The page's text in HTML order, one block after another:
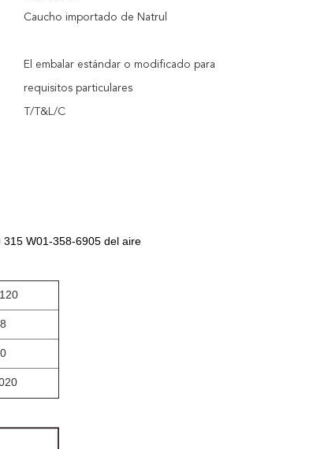
Caucho importado de Natrul
El embalar estándar o modificado para
requisitos particulares
T/T&L/C
W01-358-6905 del aire